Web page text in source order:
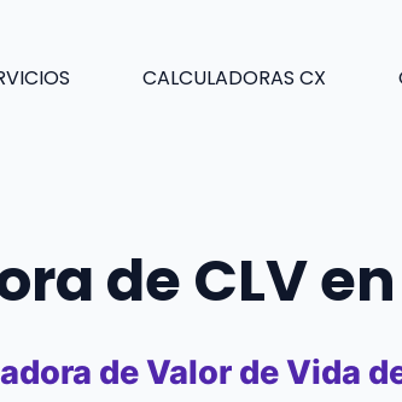
CALCULADORAS CX
de CLV
de Valor de Vida